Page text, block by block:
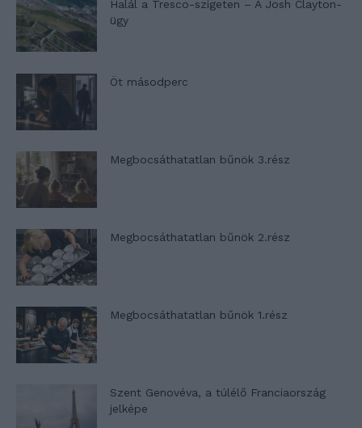
Halál a Tresco-szigeten – A Josh Clayton-
ügy
Öt másodperc
Megbocsáthatatlan bűnök 3.rész
Megbocsáthatatlan bűnök 2.rész
Megbocsáthatatlan bűnök 1.rész
Szent Genovéva, a túlélő Franciaország
jelképe